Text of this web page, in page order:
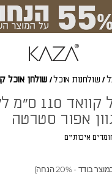
/ שולחנות אוכל/ שולחן אוכל
שולחן אוכל קוואד
אפור סטרטה
איכותיים
בודד - 20% הנחה)